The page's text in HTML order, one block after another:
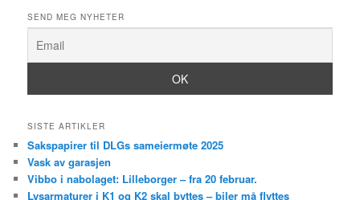
SEND MEG NYHETER
SISTE ARTIKLER
Sakspapirer til DLGs sameiermøte 2025
Vask av garasjen
Vibbo i nabolaget: Lilleborger – fra 20 februar.
Lysarmaturer i K1 og K2 skal byttes – biler må flyttes